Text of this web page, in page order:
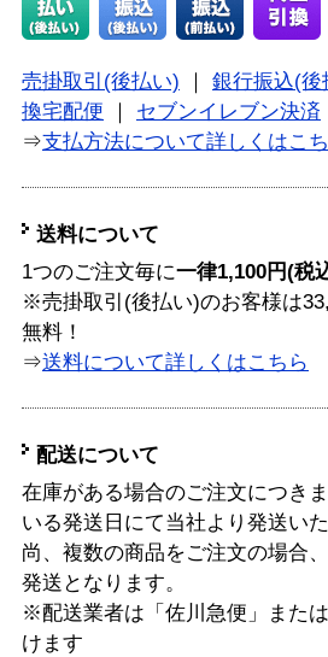
売掛取引(後払い)
銀行振込(後
換宅配便
セブンイレブン決済
⇒支払方法について詳しくはこ
送料について
1つのご注文毎に一律1,100円(税
※売掛取引(後払い)のお客様は
無料！
⇒送料について詳しくはこちら
配送について
在庫がある場合のご注文につき
いる発送日にて当社より発送い
尚、複数の商品をご注文の場合
発送となります。
※配送業者は「佐川急便」また
けます